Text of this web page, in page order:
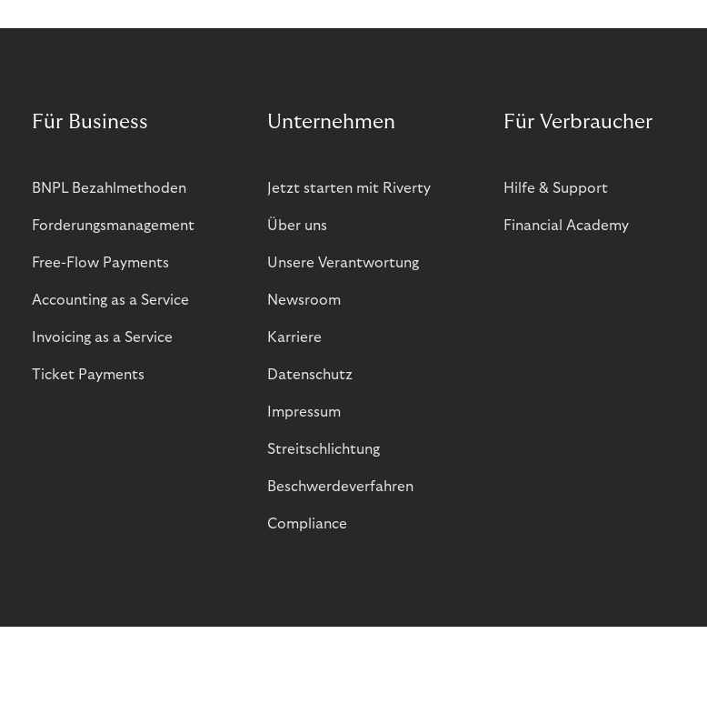
Für Business
BNPL Bezahlmethoden
Forderungsmanagement
Free-Flow Payments
Accounting as a Service
Invoicing as a Service
Ticket Payments
Unternehmen
Jetzt starten mit Riverty
Über uns
Unsere Verantwortung
Newsroom
Karriere
Datenschutz
Impressum
Streitschlichtung
Beschwerdeverfahren
Compliance
Für Verbraucher
Hilfe & Support
Financial Academy